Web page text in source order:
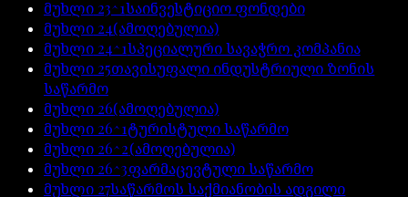
მუხლი 23^1საინვესტიციო ფონდები
მუხლი 24(ამოღებულია)
მუხლი 24^1სპეციალური სავაჭრო კომპანია
მუხლი 25თავისუფალი ინდუსტრიული ზონის
საწარმო
მუხლი 26(ამოღებულია)
მუხლი 26^1ტურისტული საწარმო
მუხლი 26^2(ამოღებულია)
მუხლი 26^3ფარმაცევტული საწარმო
მუხლი 27საწარმოს საქმიანობის ადგილი